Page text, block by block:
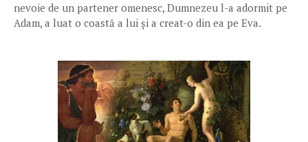
nevoie de un partener omenesc, Dumnezeu l-a adormit pe
Adam, a luat o coastă a lui și a creat-o din ea pe Eva.